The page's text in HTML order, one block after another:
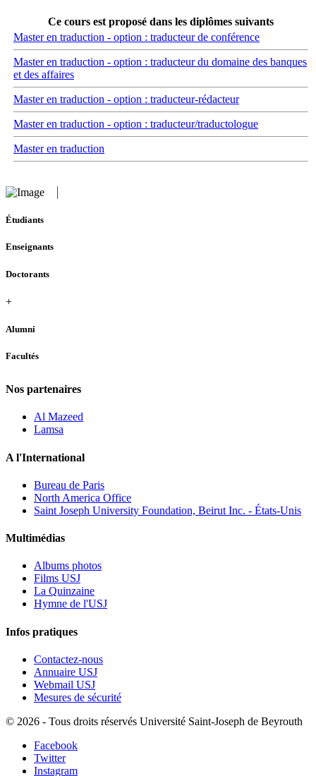
Ce cours est proposé dans les diplômes suivants
Master en traduction - option : traducteur de conférence
Master en traduction - option : traducteur du domaine des banques
et des affaires
Master en traduction - option : traducteur-rédacteur
Master en traduction - option : traducteur/traductologue
Master en traduction
Étudiants
Enseignants
Doctorants
+
Alumni
Facultés
Nos partenaires
Al Mazeed
Lamsa
A l'International
Bureau de Paris
North America Office
Saint Joseph University Foundation, Beirut Inc. - États-Unis
Multimédias
Albums photos
Films USJ
La Quinzaine
Hymne de l'USJ
Infos pratiques
Contactez-nous
Annuaire USJ
Webmail USJ
Mesures de sécurité
© 2026 - Tous droits réservés Université Saint-Joseph de Beyrouth
Facebook
Twitter
Instagram